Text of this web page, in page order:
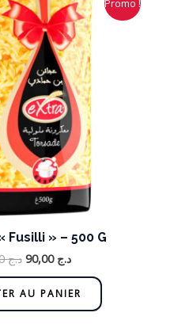
Promo !
Fusilli » – 500 G
د.ج95,00
prix
initial
était :
د.ج 95,00.
د.ج 90,00
prix
actuel
est :
AU PANIER